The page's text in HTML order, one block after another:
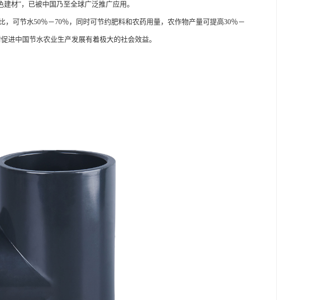
材”，已被中国乃至全球广泛推广应用。
可节水50％－70％，同时可节约肥料和农药用量，农作物产量可提高30％－
进中国节水农业生产发展有着极大的社会效益。